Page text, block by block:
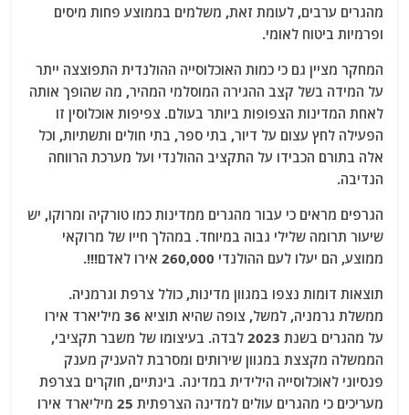
מהגרים ערבים, לעומת זאת, משלמים בממוצע פחות מיסים
ופרמיות ביטוח לאומי.
המחקר מציין גם כי כמות האוכלוסייה ההולנדית התפוצצה ייתר
על המידה בשל קצב ההגירה המוסלמי המהיר, מה שהופך אותה
לאחת המדינות הצפופות ביותר בעולם. צפיפות אוכלוסין זו
הפעילה לחץ עצום על דיור, בתי ספר, בתי חולים ותשתיות, וכל
אלה בתורם הכבידו על התקציב ההולנדי ועל מערכת הרווחה
הנדיבה.
הגרפים מראים כי עבור מהגרים ממדינות כמו טורקיה ומרוקו, יש
שיעור תרומה שלילי גבוה במיוחד. במהלך חייו של מרוקאי
ממוצע, הם יעלו לעם ההולנדי 260,000 אירו לאדם!!!.
תוצאות דומות נצפו במגוון מדינות, כולל צרפת וגרמניה.
ממשלת גרמניה, למשל, צופה שהיא תוציא 36 מיליארד אירו
על מהגרים בשנת 2023 לבדה. בעיצומו של משבר תקציבי,
הממשלה מקצצת במגוון שירותים ומסרבת להעניק מענק
פנסיוני לאוכלוסייה הילידית במדינה. בינתיים, חוקרים בצרפת
מעריכים כי מהגרים עולים למדינה הצרפתית 25 מיליארד אירו